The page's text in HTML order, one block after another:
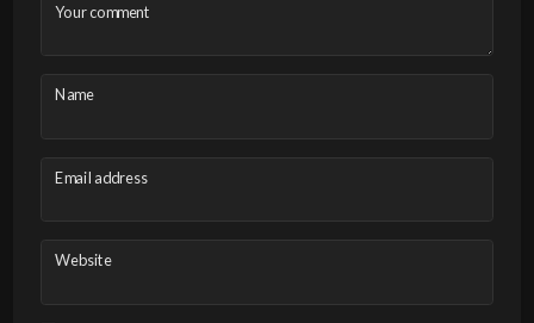
Your comment
Name
Email address
Website